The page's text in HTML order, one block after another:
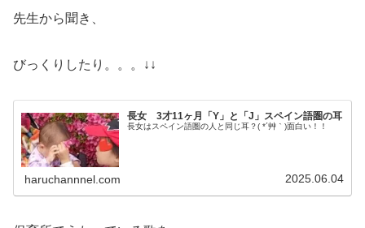
先生から聞き、
びっくりしたり。。。↓↓
長女 3才11ヶ月「Y」と「J」スペイン語圏の耳
長女はスペイン語圏の人と同じ耳？( *´艸｀)面白い！！
haruchannnel.com 2025.06.04